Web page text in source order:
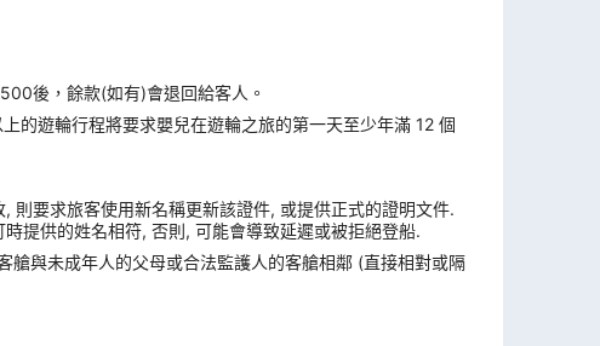
後，餘款(如有)會退回給客人。
的遊輪行程將要求嬰兒在遊輪之旅的第一天至少年滿 12 個
則要求旅客使用新名稱更新該證件, 或提供正式的證明文件.
提供的姓名相符, 否則, 可能會導致延遲或被拒絕登船.
與未成年人的父母或合法監護人的客艙相鄰 (直接相對或隔